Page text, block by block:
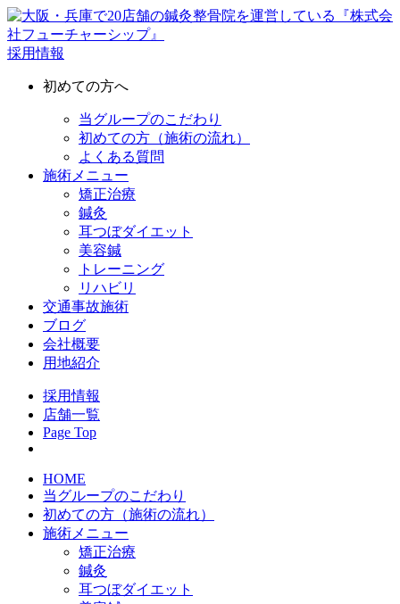
採用情報
初めての方へ
当グループのこだわり
初めての方（施術の流れ）
よくある質問
施術メニュー
矯正治療
鍼灸
耳つぼダイエット
美容鍼
トレーニング
リハビリ
交通事故施術
ブログ
会社概要
用地紹介
採用情報
店舗一覧
Page Top
HOME
当グループのこだわり
初めての方（施術の流れ）
施術メニュー
矯正治療
鍼灸
耳つぼダイエット